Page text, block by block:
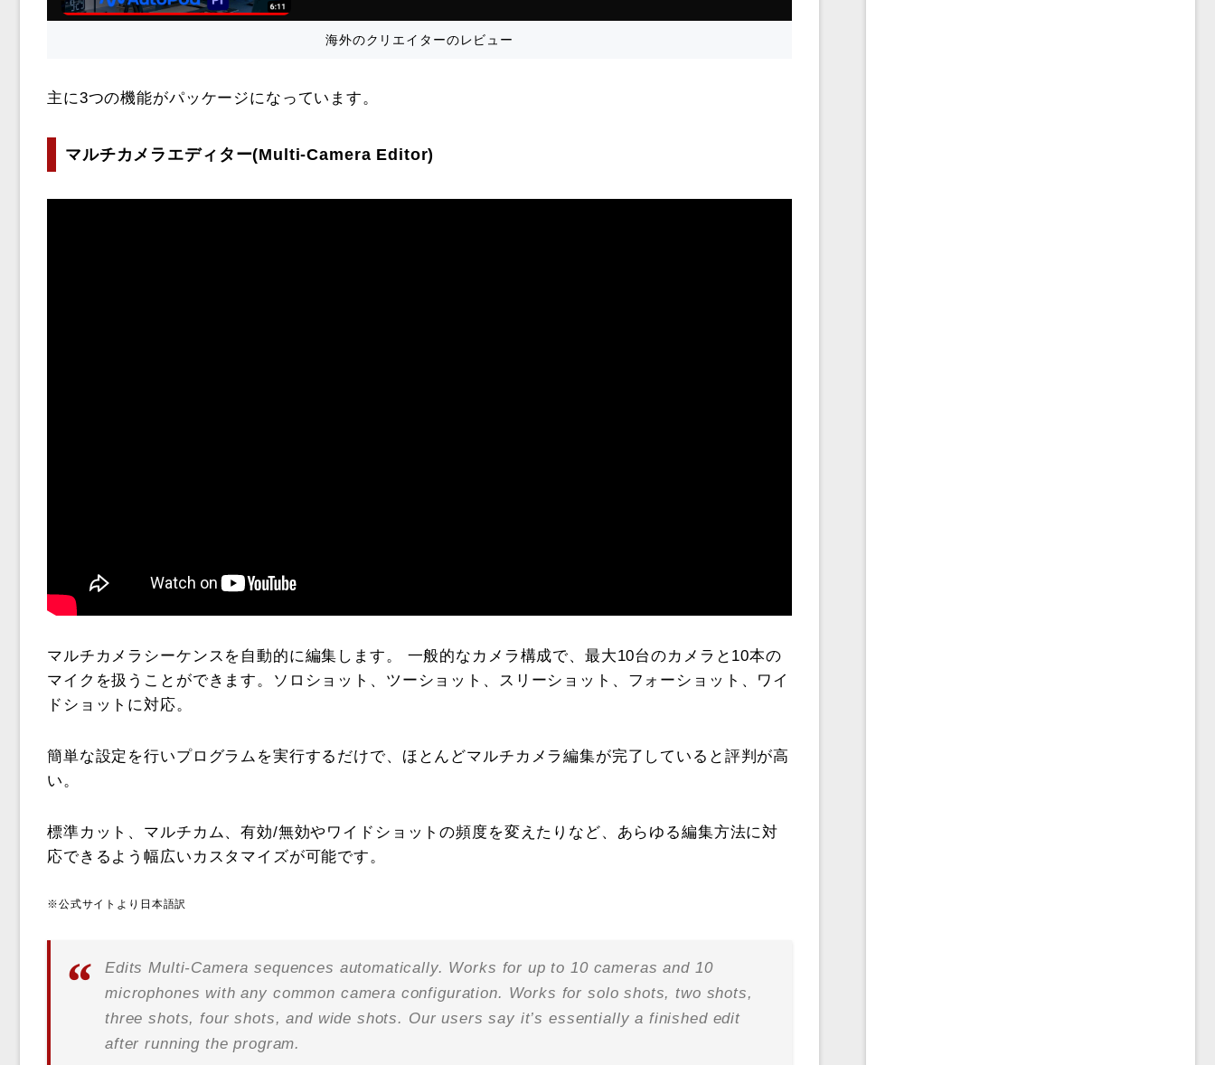
海外のクリエイターのレビュー
主に3つの機能がパッケージになっています。
マルチカメラエディター(Multi-Camera Editor)
マルチカメラシーケンスを自動的に編集します。 一般的なカメラ構成で、最大10台のカメラと10本の
マイクを扱うことができます。ソロショット、ツーショット、スリーショット、フォーショット、ワイ
ドショットに対応。
簡単な設定を行いプログラムを実行するだけで、ほとんどマルチカメラ編集が完了していると評判が高
い。
標準カット、マルチカム、有効/無効やワイドショットの頻度を変えたりなど、あらゆる編集方法に対
応できるよう幅広いカスタマイズが可能です。
※公式サイトより日本語訳
Edits Multi-Camera sequences automatically. Works for up to 10 cameras and 10
microphones with any common camera configuration. Works for solo shots, two shots,
three shots, four shots, and wide shots. Our users say it’s essentially a finished edit
after running the program.‍